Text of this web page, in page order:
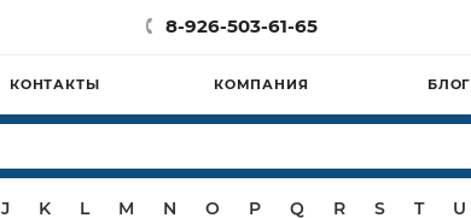
8-926-503-61-65
КОНТАКТЫ КОМПАНИЯ БЛОГ
J K L M N O P Q R S T U